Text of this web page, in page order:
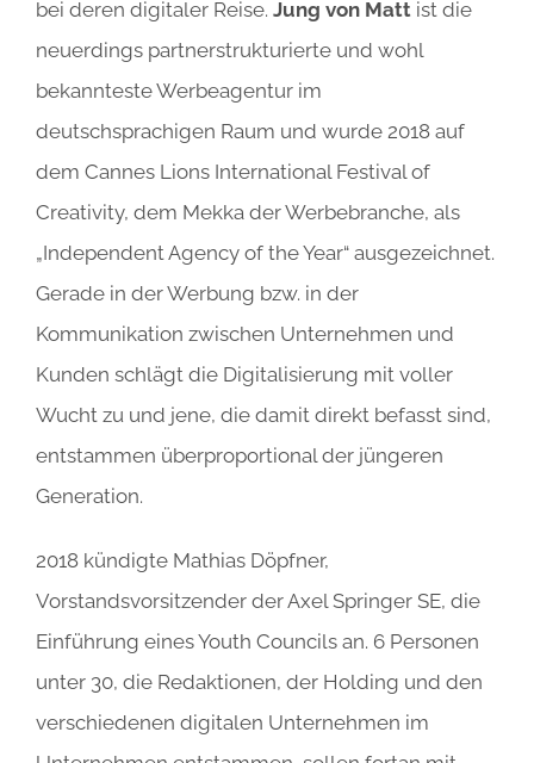
bei deren digitaler Reise. Jung von Matt ist die
neuerdings partnerstrukturierte und wohl
bekannteste Werbeagentur im
deutschsprachigen Raum und wurde 2018 auf
dem Cannes Lions International Festival of
Creativity, dem Mekka der Werbebranche, als
„Independent Agency of the Year“ ausgezeichnet.
Gerade in der Werbung bzw. in der
Kommunikation zwischen Unternehmen und
Kunden schlägt die Digitalisierung mit voller
Wucht zu und jene, die damit direkt befasst sind,
entstammen überproportional der jüngeren
Generation.
2018 kündigte Mathias Döpfner,
Vorstandsvorsitzender der Axel Springer SE, die
Einführung eines Youth Councils an. 6 Personen
unter 30, die Redaktionen, der Holding und den
verschiedenen digitalen Unternehmen im